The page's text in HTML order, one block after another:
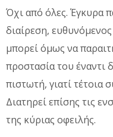
Όχι από όλες. Έγκυρα
διαίρεση,
μπορεί όμως να
προστασία του έναντι
πιστωτή, γιατί τέτοια
Διατηρεί επίσης τις
της κύριας οφειλής.